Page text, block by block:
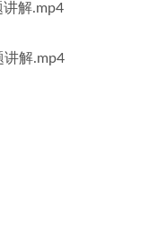
解.mp4
解.mp4